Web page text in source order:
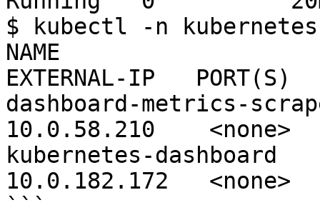
$ kubectl -n
NAME
EXTERNAL-IP   PORT(S)
dashboard-metrics-
10.0.58.210    <none>
kubernetes-
10.0.182.172
```